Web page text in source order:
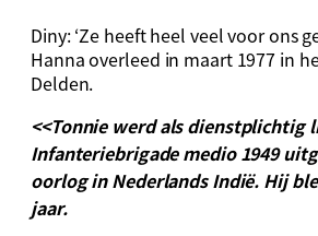
Diny: ‘Ze heeft heel veel voor ons
Hanna overleed in maart 1977 in
Delden.
<<Tonnie werd als dienstplichtig
Infanteriebrigade medio 1949
oorlog in Nederlands Indië. Hij
jaar.